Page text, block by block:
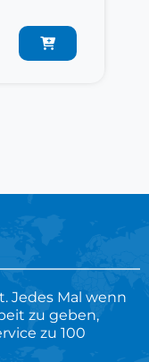
Jedes Mal wenn
zu geben,
zu 100